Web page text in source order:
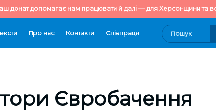
донат допомагає нам працювати й далі — для Херсонщини та
Про нас Контакти Cпівпраця
Євробачення